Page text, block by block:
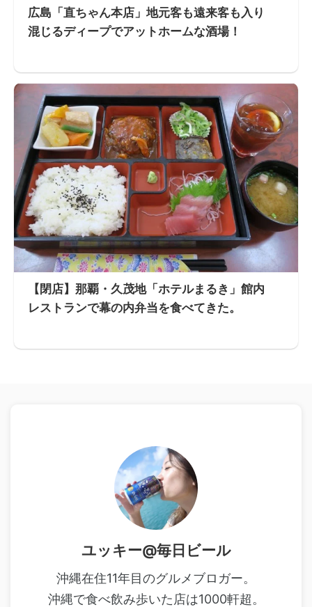
広島「直ちゃん本店」地元客も遠来客も入り
混じるディープでアットホームな酒場！
【閉店】那覇・久茂地「ホテルまるき」館内
レストランで幕の内弁当を食べてきた。
ユッキー@毎日ビール
沖縄在住11年目のグルメブロガー。
沖縄で食べ飲み歩いた店は1000軒超。